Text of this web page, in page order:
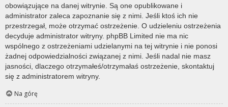
obowiązujące na danej witrynie. Są one opublikowane i
administrator zaleca zapoznanie się z nimi. Jeśli ktoś ich nie
przestrzegał, może otrzymać ostrzeżenie. O udzieleniu ostrzeżenia
decyduje administrator witryny. phpBB Limited nie ma nic
wspólnego z ostrzeżeniami udzielanymi na tej witrynie i nie ponosi
żadnej odpowiedzialności związanej z nimi. Jeśli nadal nie masz
jasności, dlaczego otrzymałeś/otrzymałaś ostrzeżenie, skontaktuj
się z administratorem witryny.
Na górę